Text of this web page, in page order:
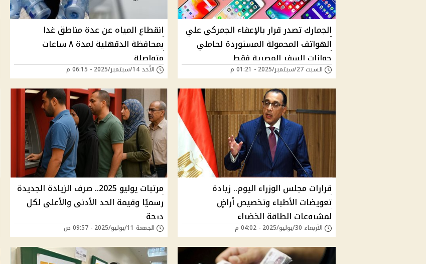
الجمارك تصدر قرار بالإعفاء الجمركي علي
الهواتف المحمولة المستوردة لحاملي
جوازات السفر المصرية فقط
السبت 27/سبتمبر/2025 - 01:21 م
انقطاع المياه عن عدة مناطق غدا
بمحافظة الدقهلية لمدة ٨ ساعات
متواصلة
الأحد 14/سبتمبر/2025 - 06:15 م
قرارات مجلس الوزراء اليوم.. زيادة
تعويضات الأطباء وتخصيص أراضٍ
لمشروعات الطاقة الخضراء
الأربعاء 30/يوليو/2025 - 04:02 م
مرتبات يوليو 2025.. صرف الزيادة الجديدة
رسميًا وقيمة الحد الأدنى والأعلى لكل
درجة
الجمعة 11/يوليو/2025 - 09:57 ص